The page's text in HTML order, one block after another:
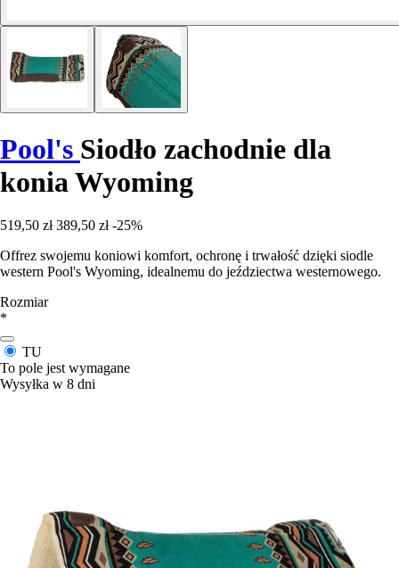
Pool's Siodło zachodnie dla
konia Wyoming
519,50 zł 389,50 zł -25%
Offrez swojemu koniowi komfort, ochronę i trwałość dzięki siodle
western Pool's Wyoming, idealnemu do jeździectwa westernowego.
Rozmiar
*
TU
To pole jest wymagane
Wysyłka w 8 dni